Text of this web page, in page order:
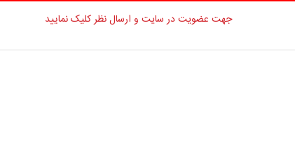
جهت عضویت در سایت و ارسال نظر کلیک نمایید